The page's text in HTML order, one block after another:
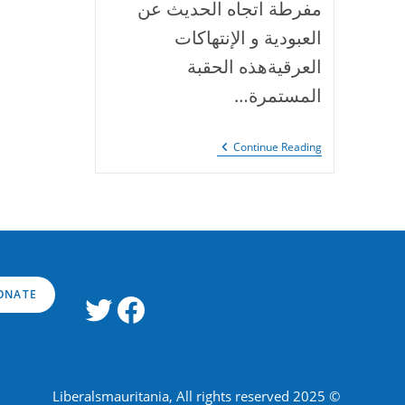
مفرطة اتجاه الحديث عن
العبودية و الإنتهاكات
العرقيةهذه الحقبة
المستمرة…
Continue Readingموريتانيا
“عندما
الحريات”
Facebook
Twitter
© 2025 Liberalsmauritania, All rights reserved